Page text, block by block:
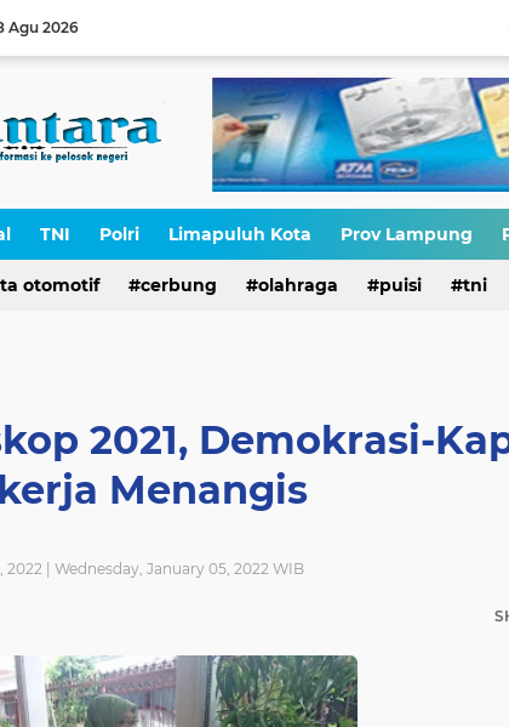
Agu 2026
TNI Polri Limapuluh Kota Prov Lampung
otomotif cerbung olahraga puisi tni
2021, Demokrasi-
Menangis
2022 | Wednesday, January 05, 2022 WIB